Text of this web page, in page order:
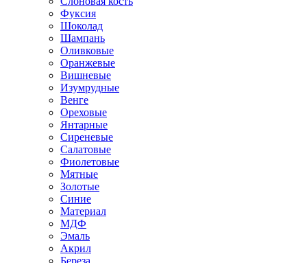
Фуксия
Шоколад
Шампань
Оливковые
Оранжевые
Вишневые
Изумрудные
Венге
Ореховые
Янтарные
Сиреневые
Салатовые
Фиолетовые
Мятные
Золотые
Синие
Материал
МДФ
Эмаль
Акрил
Береза